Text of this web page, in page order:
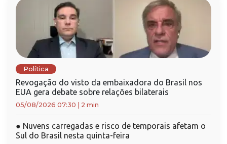
Política
Revogação do visto da embaixadora do Brasil nos
EUA gera debate sobre relações bilaterais
05/08/2026 07:30 2 min
● Nuvens carregadas e risco de temporais afetam o
Sul do Brasil nesta quinta-feira